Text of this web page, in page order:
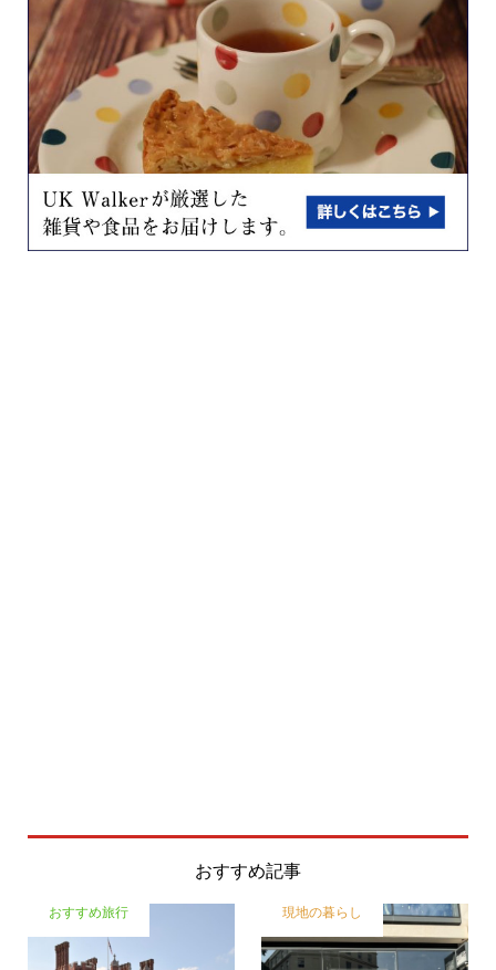
おすすめ記事
おすすめ旅行 現地の暮らし